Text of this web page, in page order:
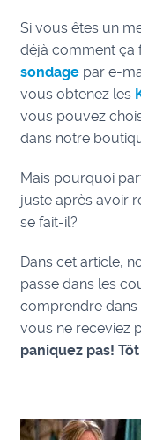
Si vous êtes un
déjà comment ça
sondage par e-
vous obtenez les
vous pouvez
dans notre
Mais pourquoi
juste après avoir
se fait-il?
Dans cet article,
passe dans les
comprendre
vous ne receviez
paniquez pas!